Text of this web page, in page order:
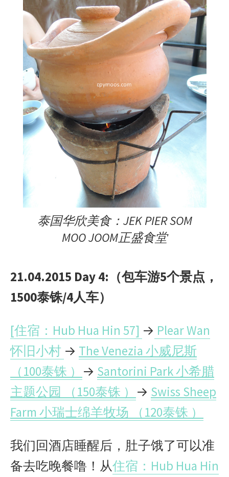
泰国华欣美食：JEK PIER SOM
MOO JOOM正盛食堂
21.04.2015 Day 4: （包车游5个景点，
1500泰铢/4人车）
[住宿：Hub Hua Hin 57] → Plear Wan
怀旧小村 → The Venezia 小威尼斯
（100泰铢 ） → Santorini Park 小希腊
主题公园 （150泰铢 ） → Swiss Sheep
Farm 小瑞士绵羊牧场 （120泰铢 ）
我们回酒店睡醒后，肚子饿了可以准
备去吃晚餐噜！从住宿：Hub Hua Hin